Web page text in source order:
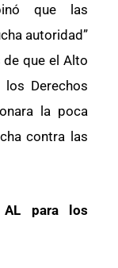
que las
autoridad”
que el Alto
Derechos
la poca
contra las
para los